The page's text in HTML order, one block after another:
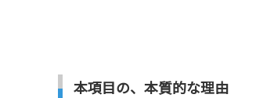
本項目の、本質的な理由